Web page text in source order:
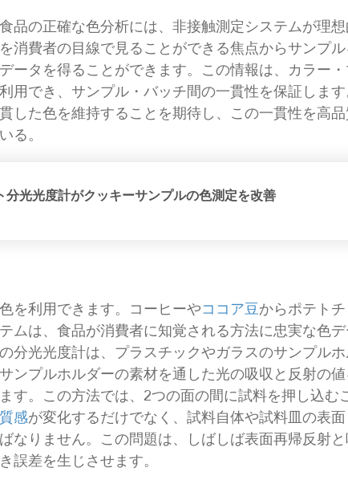
品の正確な色分析には、非接触測定システムが理
消費者の目線で見ることができる焦点からサンプ
ータを得ることができます。この情報は、カラー
用でき、サンプル・バッチ間の一貫性を保証しま
した色を維持することを期待し、この一貫性を高
る。
分光光度計がクッキーサンプルの色測定を改善
を利用できます。コーヒーやココア豆からポテト
ムは、食品が消費者に知覚される方法に忠実な色
分光光度計は、プラスチックやガラスのサンプル
ンプルホルダーの素材を通した光の吸収と反射の
す。この方法では、2つの面の間に試料を押し込む
感が変化するだけでなく、試料自体や試料皿の表
なりません。この問題は、しばしば表面再帰反射
誤差を生じさせます。